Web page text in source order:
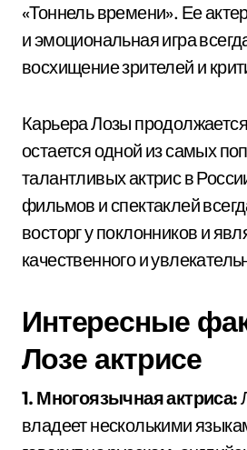
«Тоннель времени». Ее
и эмоциональная игра
восхищение зрителей и
Карьера Лозы
остается одной из самых
талантливых актрис в
фильмов и спектаклей
восторг у поклонников и
качественного и
Интересные
Лозе актрисе
1. Многоязычная актриса:
владеет несколькими